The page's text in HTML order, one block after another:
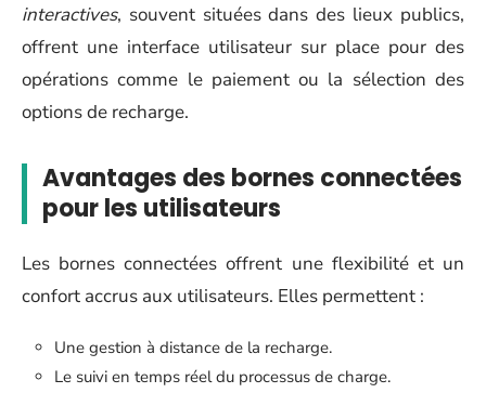
interactives, souvent situées dans des lieux publics,
offrent une interface utilisateur sur place pour des
opérations comme le paiement ou la sélection des
options de recharge.
Avantages des bornes connectées
pour les utilisateurs
Les bornes connectées offrent une flexibilité et un
confort accrus aux utilisateurs. Elles permettent :
Une gestion à distance de la recharge.
Le suivi en temps réel du processus de charge.